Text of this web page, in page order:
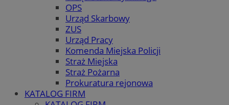
OPS
Urząd Skarbowy
ZUS
Urząd Pracy
Komenda Miejska Policji
Straż Miejska
Straż Pożarna
Prokuratura rejonowa
KATALOG FIRM